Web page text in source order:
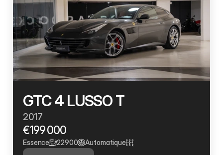
GTC 4 LUSSO T
2017
€199 000
Essence 22900 Automatique